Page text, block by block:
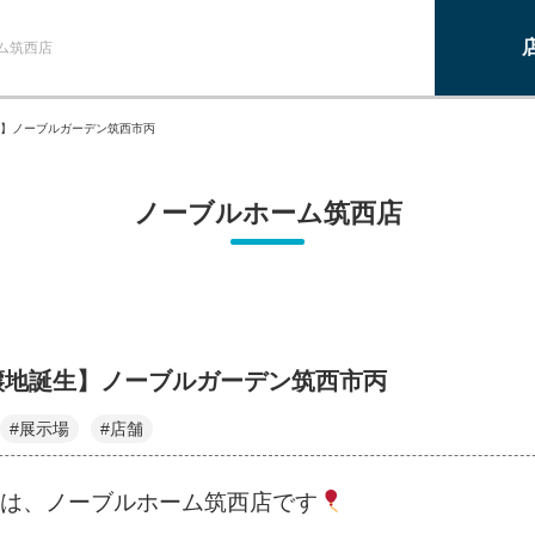
筑西店
ノーブルガーデン筑西市丙
ノーブルホーム筑西店
誕生】ノーブルガーデン筑西市丙
#展示場 #店舗
、ノーブルホーム筑西店です